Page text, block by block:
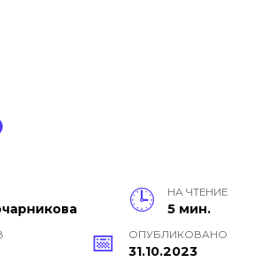
НА ЧТЕНИЕ
5 мин.
ОПУБЛИКОВАНО
31.10.2023